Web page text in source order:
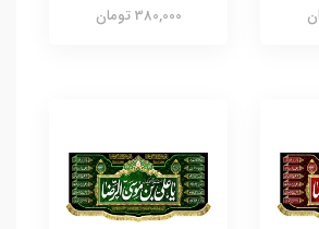
380,000 تومان